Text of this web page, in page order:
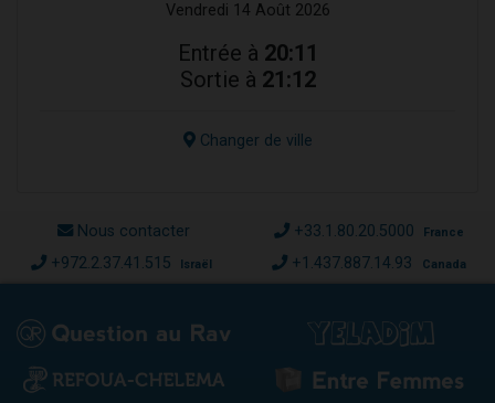
Vendredi 14 Août 2026
Entrée à 20:11
Sortie à 21:12
Changer de ville
Nous contacter +33.1.80.20.5000 France
+972.2.37.41.515 Israël +1.437.887.14.93 Canada